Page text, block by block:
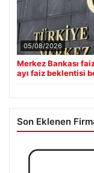
05/08/2026
Merkez Bankası
ayı faiz beklentisi
Son Eklenen